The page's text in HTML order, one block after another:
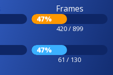
Frames
47%
420 / 899
47%
61 / 130